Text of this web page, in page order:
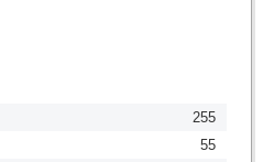
255
55